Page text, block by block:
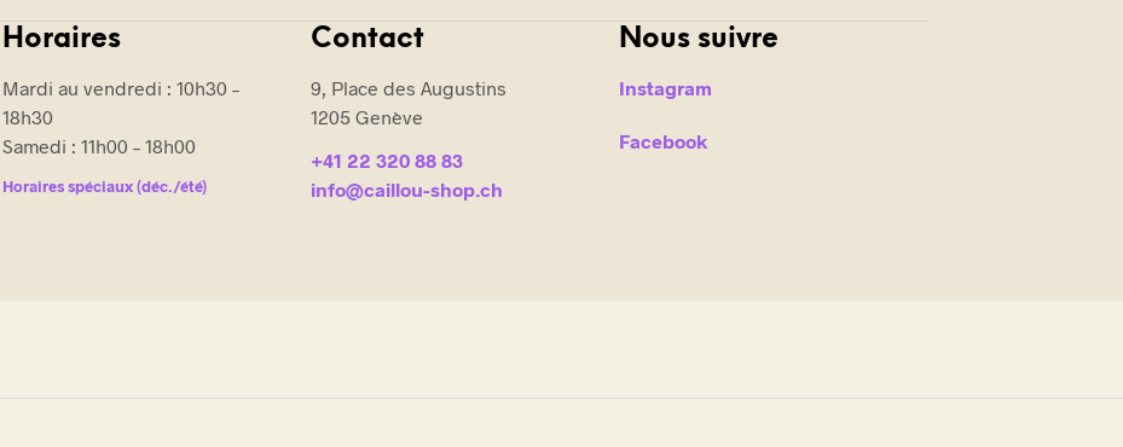
Horaires
Mardi au vendredi : 10h30 –
18h30
Samedi : 11h00 – 18h00
Horaires spéciaux (déc./été)
Contact
9, Place des Augustins
1205 Genève
+41 22 320 88 83
info@caillou-shop.ch
Nous suivre
Instagram
Facebook